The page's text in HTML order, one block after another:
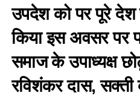
उपदेश को पर पूरे
किया इस अवसर पर
समाज के उपाध्यक्ष
रविशंकर दास, सक्ती